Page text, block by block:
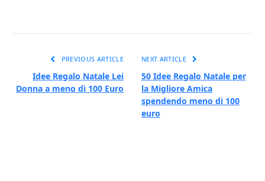
PREVIOUS ARTICLE
Idee Regalo Natale Lei
Donna a meno di 100 Euro
NEXT ARTICLE
50 Idee Regalo Natale per
la Migliore Amica
spendendo meno di 100
euro